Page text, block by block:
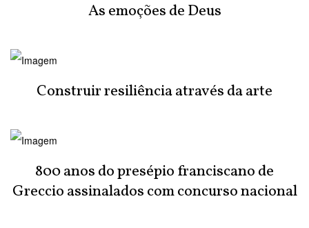
As emoções de Deus
Construir resiliência através da arte
800 anos do presépio franciscano de
Greccio assinalados com concurso nacional